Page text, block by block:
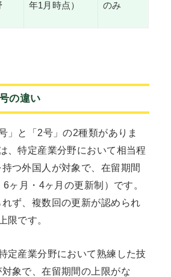
年1月時点）
のみ
の違い
」と「2号」の2種類がありま
、特定産業分野において相当程
つ外国人が対象で、在留期間
ヶ月・4ヶ月の更新制）です。
ず、複数回の更新が認められ
限です。
定産業分野において熟練した技
象で、在留期間の上限がな